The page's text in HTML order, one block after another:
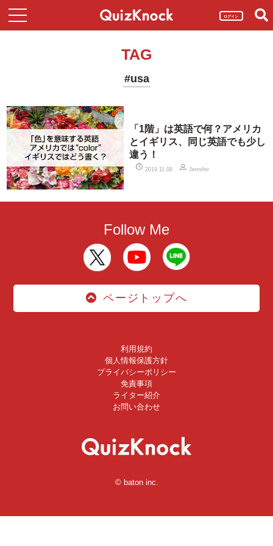
ログイン
TAG
#usa
「1階」は英語で何？アメリカ
とイギリス、同じ英語でも少し
違う！
2019.11.08 Jennifer
Follow Me
ページトップへ
利用規約
個人情報保護方針
プライバシーポリシー
免責事項
ライター紹介
お問い合わせ
© baton inc.